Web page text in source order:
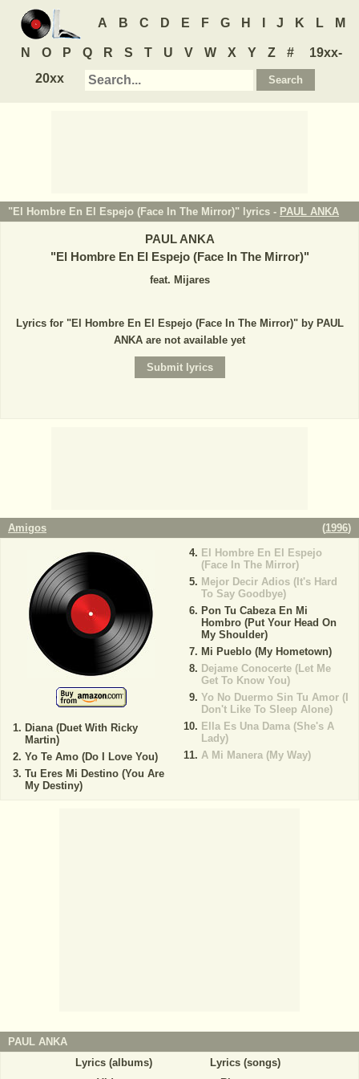
A B C D E F G H J K L M
N O P Q R S T U V W X Y Z #
19xx-
20xx
"El Hombre En El Espejo (Face In The Mirror)" lyrics - PAUL ANKA
PAUL ANKA
"El Hombre En El Espejo (Face In The Mirror)"
feat. Mijares
Lyrics for "El Hombre En El Espejo (Face In The Mirror)" by PAUL
ANKA are not available yet
Amigos (1996)
Diana (Duet With Ricky
Martin)
Yo Te Amo (Do I Love You)
Tu Eres Mi Destino (You Are
My Destiny)
El Hombre En El Espejo
(Face In The Mirror)
Mejor Decir Adios (It's Hard
To Say Goodbye)
Pon Tu Cabeza En Mi
Hombro (Put Your Head On
My Shoulder)
Mi Pueblo (My Hometown)
Dejame Conocerte (Let Me
Get To Know You)
Yo No Duermo Sin Tu Amor (I
Don't Like To Sleep Alone)
Ella Es Una Dama (She's A
Lady)
A Mi Manera (My Way)
PAUL ANKA
Lyrics (albums)
Lyrics (songs)